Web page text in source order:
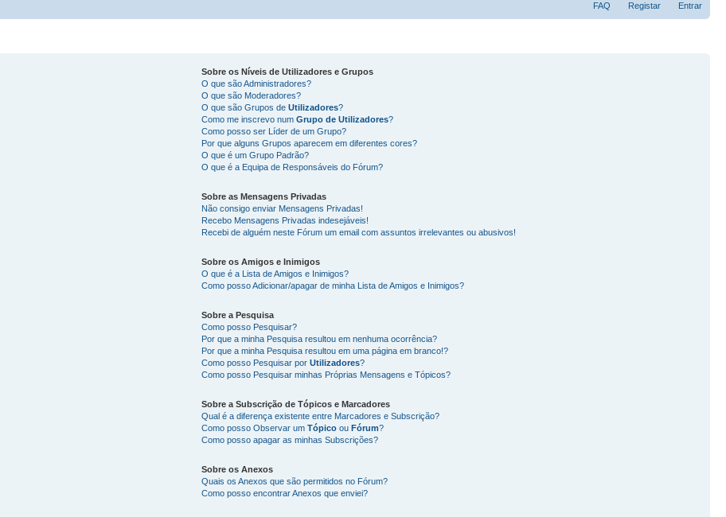
FAQ Registar Entrar
Sobre os Níveis de Utilizadorese Grupos
O que são Administradores?
O que são Moderadores?
O que são Grupos de Utilizadores?
Como me inscrevo num Grupo de Utilizadores?
Como posso ser Líder de um Grupo?
Por que alguns Grupos aparecem em diferentes cores?
O que é um Grupo Padrão?
O que é a Equipa de Responsáveis do Fórum?
Sobre as Mensagens Privadas
Não consigo enviar Mensagens Privadas!
Recebo Mensagens Privadas indesejáveis!
Recebi de alguém neste Fórum um email com assuntos irrelevantes ou abusivos!
Sobre os Amigose Inimigos
O que é a Lista de Amigos e Inimigos?
Como posso Adicionar/apagar de minha Lista de Amigos e Inimigos?
Sobre a Pesquisa
Como posso Pesquisar?
Por que a minha Pesquisa resultou em nenhuma ocorrência?
Por que a minha Pesquisa resultou em uma página em branco!?
Como posso Pesquisar por Utilizadores?
Como posso Pesquisar minhas Próprias Mensagens e Tópicos?
Sobre a Subscrição de Tópicose Marcadores
Qual é a diferença existente entre Marcadores e Subscrição?
Como posso Observar um Tópicoou Fórum?
Como posso apagar as minhas Subscrições?
Sobre os Anexos
Quais os Anexos que são permitidos no Fórum?
Como posso encontrar Anexos que enviei?